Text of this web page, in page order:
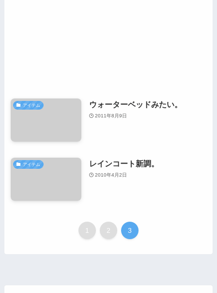
アイテム ウォーターベッドみたい。
2011年8月9日
アイテム レインコート新調。
2010年4月2日
1 2 3